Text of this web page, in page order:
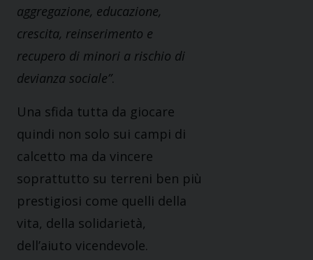
aggregazione, educazione,
crescita, reinserimento e
recupero di minori a rischio di
devianza sociale”.
Una sfida tutta da giocare
quindi non solo sui campi di
calcetto ma da vincere
soprattutto su terreni ben più
prestigiosi come quelli della
vita, della solidarietà,
dell’aiuto vicendevole.